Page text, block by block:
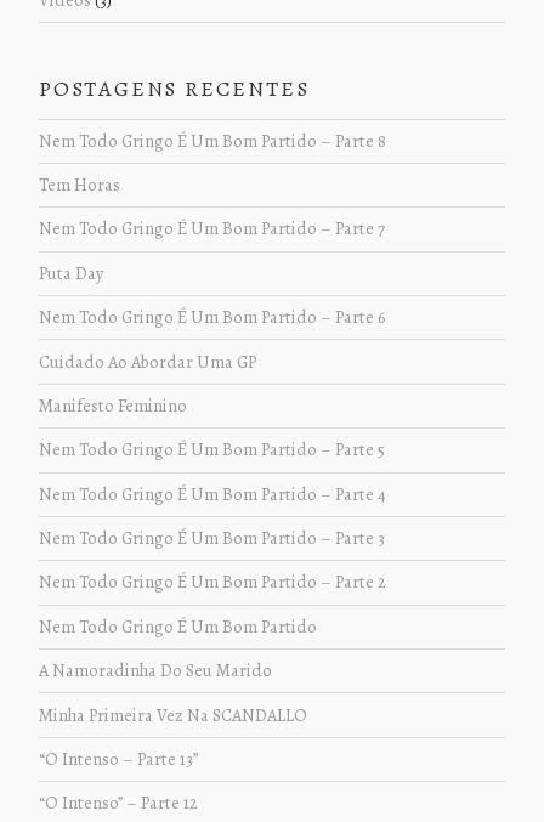
POSTAGENS RECENTES
Nem Todo Gringo É Um Bom Partido – Parte 8
Tem Horas
Nem Todo Gringo É Um Bom Partido – Parte 7
Puta Day
Nem Todo Gringo É Um Bom Partido – Parte 6
Cuidado Ao Abordar Uma GP
Manifesto Feminino
Nem Todo Gringo É Um Bom Partido – Parte 5
Nem Todo Gringo É Um Bom Partido – Parte 4
Nem Todo Gringo É Um Bom Partido – Parte 3
Nem Todo Gringo É Um Bom Partido – Parte 2
Nem Todo Gringo É Um Bom Partido
A Namoradinha Do Seu Marido
Minha Primeira Vez Na SCANDALLO
“O Intenso – Parte 13”
“O Intenso” – Parte 12